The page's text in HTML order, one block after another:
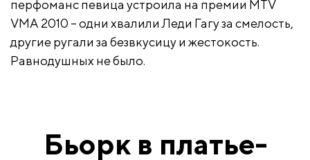
перфоманс певица устроила на премии MTV
VMA 2010 – одни хвалили Леди Гагу за смелость,
другие ругали за безвкусицу и жестокость.
Равнодушных не было.
Бьорк в платье-